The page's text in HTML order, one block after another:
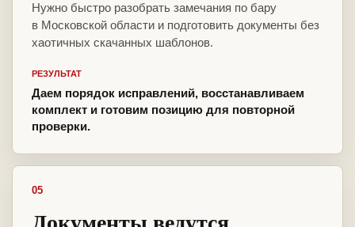
Нужно быстро разобрать замечания по бару
в Московской области и подготовить документы без
хаотичных скачанных шаблонов.
РЕЗУЛЬТАТ
Даем порядок исправлений, восстанавливаем
комплект и готовим позицию для повторной
проверки.
05